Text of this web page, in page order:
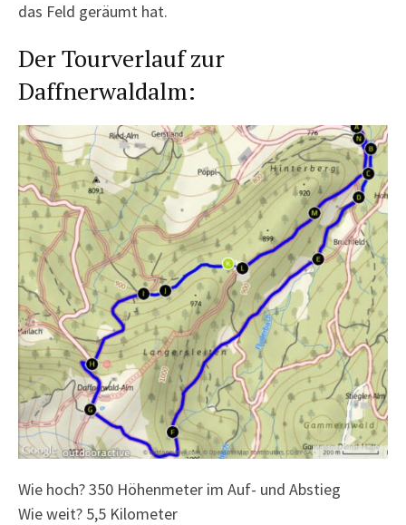
das Feld geräumt hat.
Der Tourverlauf zur
Daffnerwaldalm:
Wie hoch? 350 Höhenmeter im Auf- und Abstieg
Wie weit? 5,5 Kilometer